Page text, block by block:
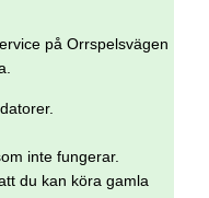
på Orrspelsvägen
inte fungerar.
du kan köra gamla